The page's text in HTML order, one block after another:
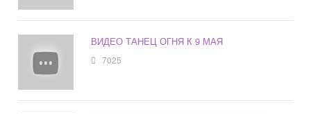
ВИДЕО ТАНЕЦ ОГНЯ К 9 МАЯ
7025